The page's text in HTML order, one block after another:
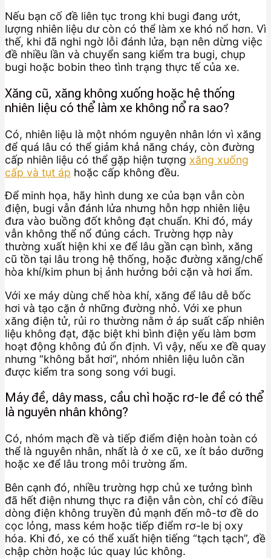
Nếu bạn cố đề liên tục trong khi bugi đang ướt,
lượng nhiên liệu dư còn có thể làm xe khó nổ hơn. Vì
thế, khi đã nghi ngờ lỗi đánh lửa, bạn nên dừng việc
đề nhiều lần và chuyển sang kiểm tra bugi, chụp
bugi hoặc bobin theo tình trạng thực tế của xe.
Xăng cũ, xăng không xuống hoặc hệ thống
nhiên liệu có thể làm xe không nổ ra sao?
Có, nhiên liệu là một nhóm nguyên nhân lớn vì xăng
để quá lâu có thể giảm khả năng cháy, còn đường
cấp nhiên liệu có thể gặp hiện tượng xăng xuống
cấp và tụt áp hoặc cấp không đều.
Để minh họa, hãy hình dung xe của bạn vẫn còn
điện, bugi vẫn đánh lửa nhưng hỗn hợp nhiên liệu
đưa vào buồng đốt không đạt chuẩn. Khi đó, máy
vẫn không thể nổ đúng cách. Trường hợp này
thường xuất hiện khi xe để lâu gần cạn bình, xăng
cũ tồn tại lâu trong hệ thống, hoặc đường xăng/chế
hòa khí/kim phun bị ảnh hưởng bởi cặn và hơi ẩm.
Với xe máy dùng chế hòa khí, xăng để lâu dễ bốc
hơi và tạo cặn ở những đường nhỏ. Với xe phun
xăng điện tử, rủi ro thường nằm ở áp suất cấp nhiên
liệu không đạt, đặc biệt khi bình điện yếu làm bơm
hoạt động không đủ ổn định. Vì vậy, nếu xe đề quay
nhưng “không bắt hơi”, nhóm nhiên liệu luôn cần
được kiểm tra song song với bugi.
Máy đề, dây mass, cầu chì hoặc rơ-le đề có thể
là nguyên nhân không?
Có, nhóm mạch đề và tiếp điểm điện hoàn toàn có
thể là nguyên nhân, nhất là ở xe cũ, xe ít bảo dưỡng
hoặc xe để lâu trong môi trường ẩm.
Bên cạnh đó, nhiều trường hợp chủ xe tưởng bình
đã hết điện nhưng thực ra điện vẫn còn, chỉ có điều
dòng điện không truyền đủ mạnh đến mô-tơ đề do
cọc lỏng, mass kém hoặc tiếp điểm rơ-le bị oxy
hóa. Khi đó, xe có thể xuất hiện tiếng “tạch tạch”, đề
chập chờn hoặc lúc quay lúc không.